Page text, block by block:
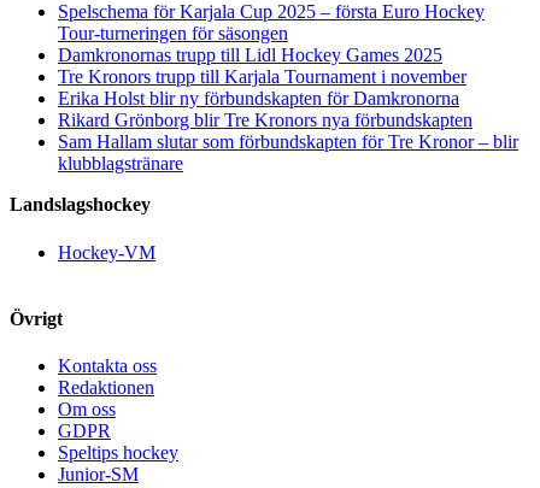
Spelschema för Karjala Cup 2025 – första Euro Hockey
Tour-turneringen för säsongen
Damkronornas trupp till Lidl Hockey Games 2025
Tre Kronors trupp till Karjala Tournament i november
Erika Holst blir ny förbundskapten för Damkronorna
Rikard Grönborg blir Tre Kronors nya förbundskapten
Sam Hallam slutar som förbundskapten för Tre Kronor – blir
klubblagstränare
Landslagshockey
Hockey-VM
Övrigt
Kontakta oss
Redaktionen
Om oss
GDPR
Speltips hockey
Junior-SM